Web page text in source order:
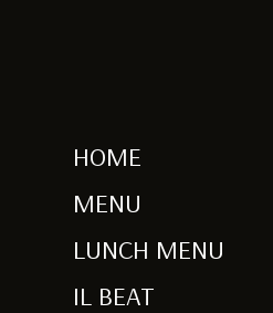
HOME
MENU
LUNCH MENU
IL BEAT